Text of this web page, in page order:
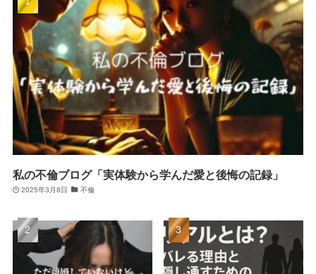
私の不倫ブログ「実体験から学んだ愛と後悔の記録」
2025年3月8日 不倫